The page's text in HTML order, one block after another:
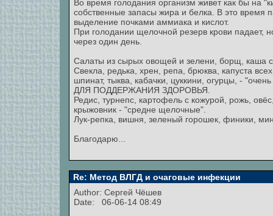
Во время голодания организм живет как бы на
собственные запасы жира и белка. В это время
выделение почками аммиака и кислот.
При голодании щелочной резерв крови падает,
через один день.
Салаты из сырых овощей и зелени, борщ, каша
Свекла, редька, хрен, репа, брюква, капуста
шпинат, тыква, кабачки, цуккини, огурцы, -
ДЛЯ ПОДДЕРЖАНИЯ ЗДОРОВЬЯ.
Редис, турнепс, картофель с кожурой, рожь,
крыжовник - "средне щелочные".
Лук-репка, вишня, зеленый горошек, финики,
Благодарю...
Re: Метод ВЛГД и очаговые инфекции
Author: Сергей Чёшев
Date: 06-06-14 08:49